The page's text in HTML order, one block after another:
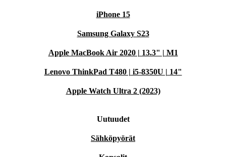
iPhone 15
Samsung Galaxy S23
Apple MacBook Air 2020 | 13.3" | M1
Lenovo ThinkPad T480 | i5-8350U | 14"
Apple Watch Ultra 2 (2023)
Uutuudet
Sähköpyörät